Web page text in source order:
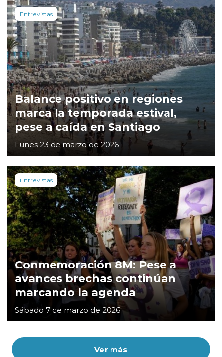
Ver más
Entrevistas
Balance positivo en regiones
marca la temporada estival,
pese a caída en Santiago
Lunes 23 de marzo de 2026
Entrevistas
Conmemoración 8M: Pese a
avances brechas continúan
marcando la agenda
Sábado 7 de marzo de 2026